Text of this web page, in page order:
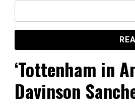
‘Tottenham in
Davinson